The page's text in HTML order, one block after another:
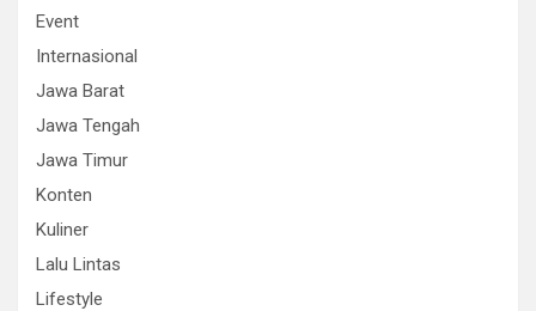
Event
Internasional
Jawa Barat
Jawa Tengah
Jawa Timur
Konten
Kuliner
Lalu Lintas
Lifestyle